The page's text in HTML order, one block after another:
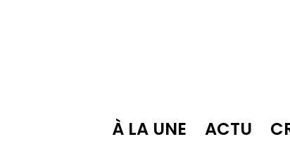
À LA UNE ACTU